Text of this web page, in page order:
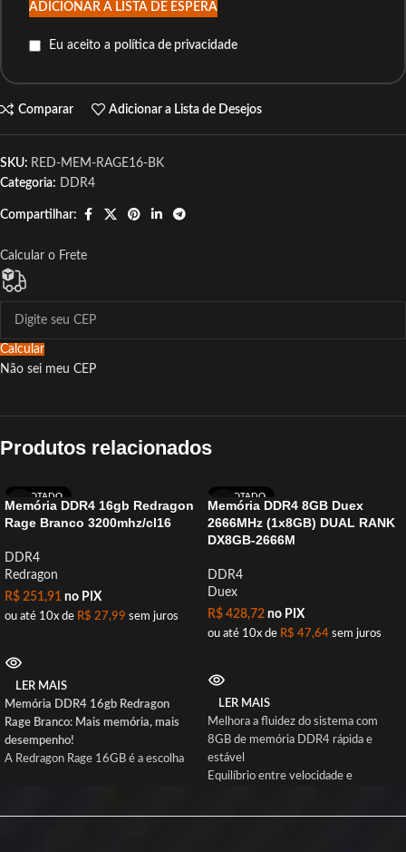
ADICIONAR A LISTA DE ESPERA
Eu aceito a política de privacidade
Comparar Adicionar a Lista de Desejos
SKU: RED-MEM-RAGE16-BK
Categoria: DDR4
Compartilhar:
Calcular o Frete
Calcular
Não sei meu CEP
Produtos relacionados
ESGOTADO
Memória DDR4 16gb Redragon
Rage Branco 3200mhz/cl16
DDR4
Redragon
R$ 251,91 no PIX
ou até 10x de R$ 27,99 sem juros
LER MAIS
Memória DDR4 16gb Redragon
Rage Branco: Mais memória, mais
desempenho!
A Redragon Rage 16GB é a escolha
3200MHz com baixa latência CL16,
ESGOTADO
Memória DDR4 8GB Duex
2666MHz (1x8GB) DUAL RANK
DX8GB-2666M
DDR4
Duex
R$ 428,72 no PIX
ou até 10x de R$ 47,64 sem juros
LER MAIS
Melhora a fluidez do sistema com
8GB de memória DDR4 rápida e
estável
Equilíbrio entre velocidade e